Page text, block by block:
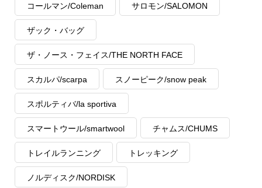
コールマン/Coleman サロモン/SALOMON
ザック・バッグ
ザ・ノース・フェイス/THE NORTH FACE
スカルパ/scarpa スノーピーク/snow peak
スポルティバ/la sportiva
スマートウール/smartwool チャムス/CHUMS
トレイルランニング トレッキング
ノルディスク/NORDISK